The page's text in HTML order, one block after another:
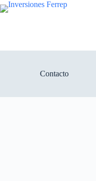
Saltar
al
Contacto